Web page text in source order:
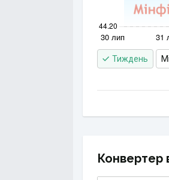
Тиждень
Конвертер